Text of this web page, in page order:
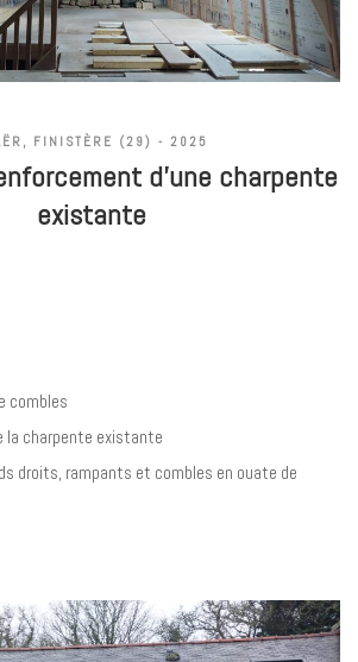
FINISTÈRE (29) - 2025
d’une charpente
existante
combles
la charpente existante
droits, rampants et combles en ouate de